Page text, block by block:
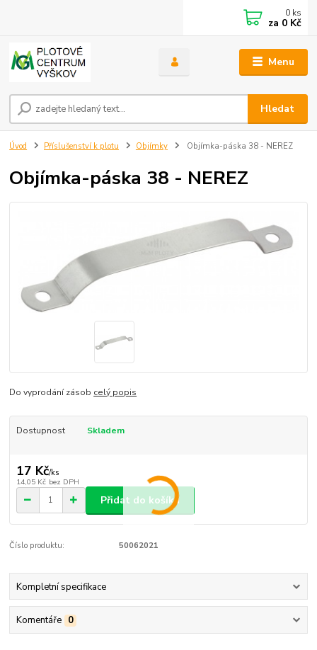
Menu
Hledat
0 ks
za 0 Kč
Úvod Příslušenství k plotu Objímky Objímka-páska 38 - NEREZ
Objímka-páska 38 - NEREZ
Do vyprodání zásob celý popis
Dostupnost Skladem
17 Kč/ks
14,05 Kč bez DPH
Přidat do košíku
Číslo produktu: 50062021
Kompletní specifikace
Komentáře 0